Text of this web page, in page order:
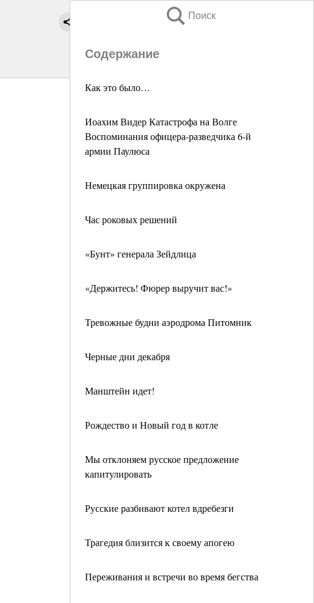
Поиск
Содержание
Как это было…
Иоахим Видер Катастрофа на Волге
Воспоминания офицера-разведчика 6-й
армии Паулюса
Немецкая группировка окружена
Час роковых решений
«Бунт» генерала Зейдлица
«Держитесь! Фюрер выручит вас!»
Тревожные будни аэродрома Питомник
Черные дни декабря
Манштейн идет!
Рождество и Новый год в котле
Мы отклоняем русское предложение
капитулировать
Русские разбивают котел вдребезги
Трагедия близится к своему апогею
Переживания и встречи во время бегства